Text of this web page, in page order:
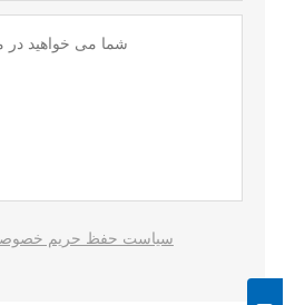
سیاست حفظ حریم